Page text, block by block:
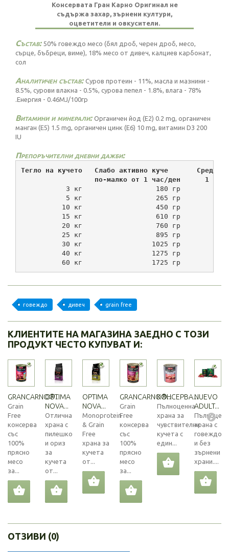
Консервата Гран Карно Оригинал не
съдържа захар, зърнени култури,
оцветители и овкусители.
Състав: 50% говеждо месо (бял дроб, черен дроб, месо,
сърце, бъбреци, виме), 18% месо от дивеч, калциев карбонат,
сол
Аналитичен състав: Суров протеин - 11%, масла и мазнини -
8.5%, сурови влакна - 0.5%, сурова пепел - 1.8%, влага - 78%
.Енергия - 0.46MJ/100гр
Витамини и минерали: Органичен йод (Е2) 0.2 mg, органичен
манган (Е5) 1.5 mg, органичен цинк (Е6) 10 mg, витамин D3 200
IU
Препоръчителни дневни дажби:
Тегло на кучето   Слабо активно куче       Средно
по-малко от 1 час/ден      1 - 3
3 кг                  180 гр
5 кг                  265 гр
10 кг                  450 гр
15 кг                  610 гр
20 кг                  760 гр
25 кг                  895 гр
30 кг                 1025 гр
40 кг                 1275 гр
60 кг                 1725 гр
говеждо дивеч grain free
КЛИЕНТИТЕ НА МАГАЗИНА ЗАЕДНО С ТОЗИ
ПРОДУКТ ЧЕСТО КУПУВАТ И:
GRANCARNO®...
Grain
Free
консерва
със
100%
прясно
месо
за...
OPTIMA
NOVA...
Отлична
храна с
пилешко
и ориз
за
кучета
от...
OPTIMA
NOVA...
Monoprotein
& Grain
Free
храна за
кучета
от...
GRANCARNO®...
Grain
Free
консерва
със
100%
прясно
месо
за...
КОНСЕРВА...
Пълноценна
храна за
чувствителни
кучета с
един...
NUEVO
ADULT...
храна с
говеждо
и без
зърнени
храни....
ОТЗИВИ (0)